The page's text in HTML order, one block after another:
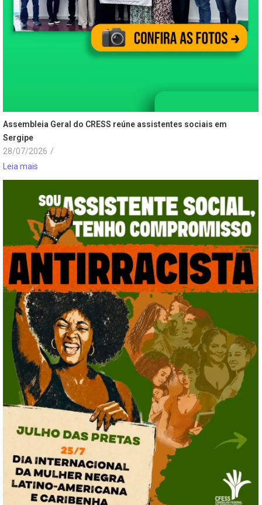
Assembleia Geral do CRESS reúne assistentes sociais em
Sergipe
28/07/2026 /
Leia mais